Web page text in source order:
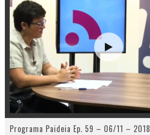
Programa Paideia Ep. 59 – 06/11 – 2018